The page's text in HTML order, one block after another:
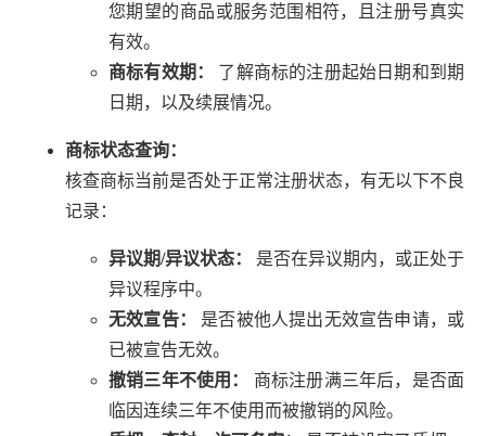
您期望的商品或服务范围相符，且注册号真实
有效。
商标有效期：
了解商标的注册起始日期和到期
日期，以及续展情况。
商标状态查询：
核查商标当前是否处于正常注册状态，有无以下不良
记录：
异议期/异议状态：
是否在异议期内，或正处于
异议程序中。
无效宣告：
是否被他人提出无效宣告申请，或
已被宣告无效。
撤销三年不使用：
商标注册满三年后，是否面
临因连续三年不使用而被撤销的风险。